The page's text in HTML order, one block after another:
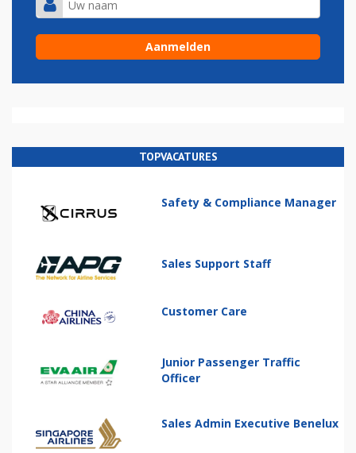
TOPVACATURES
Safety & Compliance Manager
Sales Support Staff
Customer Care
Junior Passenger Traffic
Officer
Sales Admin Executive Benelux